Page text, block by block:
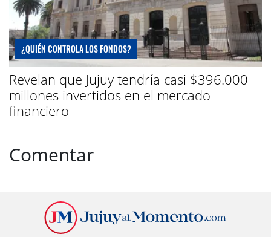
¿QUIÉN CONTROLA LOS FONDOS?
Revelan que Jujuy tendría casi $396.000
millones invertidos en el mercado
financiero
Comentar